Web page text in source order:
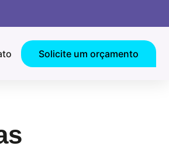
Solicite um orçamento